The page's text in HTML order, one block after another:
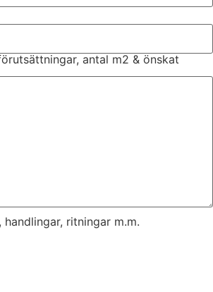
antal m2 & önskat
ritningar m.m.